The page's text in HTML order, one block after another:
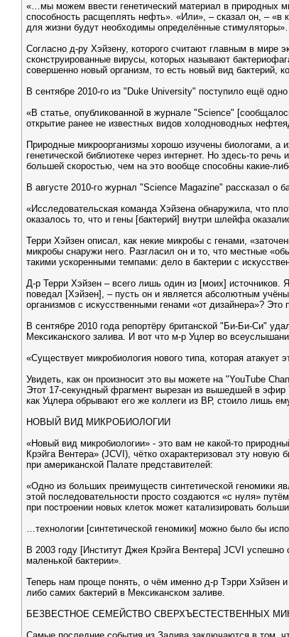
«…мы можем ввести генетический материал в природных
способность расщеплять нефть». «Или», – сказал он, – «в
для жизни будут необходимы определённые
Согласно д-ру Хэйзену, которого считают главным в мире
сконструированные вирусы, которых называют
совершенно новый организм, то есть новый вид бактерий,
В сентябре 2010-го из "Duke University" поступило ещё
«В статье, опубликованной в журнале "Science"
открытие ранее не известных видов холодноводных
Природные микроорганизмы хорошо изучены биологами, а
генетической библиотеке через интернет. Но здесь-то
большей скоростью, чем на это вообще способны какие-
В августе 2010-го журнал "Science Magazine" рассказал о
«Исследовательская команда Хэйзена обнаружила, что
оказалось то, что и гены [бактерий] внутри шлейфа
Терри Хэйзен описал, как некие микробы с генами,
микробы снаружи него. Разгласил он и то, что местные
такими ускоренными темпами: дело в бактерии с
Д-р Терри Хэйзен – всего лишь один из [моих] источников.
поведал [Хэйзен], – пусть он и является абсолютным
организмов с искусственными генами «от дизайнера»? Это
В сентябре 2010 года репортёру британской "Би-Би-Си"
Мексиканского залива. И вот что м-р Уцлер во
«Существует микробиология нового типа, которая
Увидеть, как он произносит это вы можете на "YouTube
Этот 17-секундный фрагмент вырезан из вышедшей в
как Уцлера обрывают его же коллеги из ВР, стоило лишь
НОВЫЙ ВИД МИКРОБИОЛОГИИ
«Новый вид микробиологии» - это вам не какой-то
Крэйга Вентера» (JCVI), чётко охарактеризовал эту
при американской Палате представителей:
«Одно из больших преимуществ синтетической геномики
этой последовательности просто создаются «с нуля»
при построении новых клеток может катализировать
…технологии [синтетической геномики] можно было бы
В 2003 году [Институт Джея Крэйга Вентера] JCVI
маленькой бактерии».
Теперь нам проще понять, о чём именно д-р Тэрри Хэйзен
либо самих бактерий в Мексиканском заливе.
БЕЗВЕСТНОЕ СЕМЕЙСТВО СВЕРХЪЕСТЕСТВЕННЫХ